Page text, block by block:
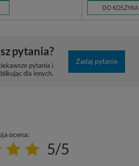
DO KOSZYKA
pytania?
pytania i
dla innych.
Zadaj pytanie
ocena:
5/5